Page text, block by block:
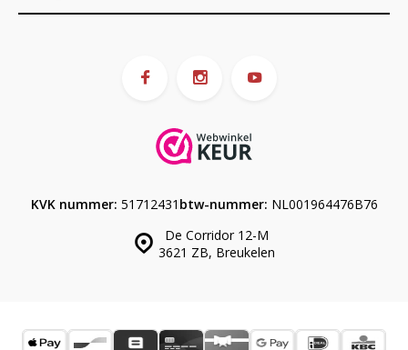
De Corridor 12-M
3621 ZB, Breukelen
KVK nummer: 51712431 btw-nummer: NL001964476B76